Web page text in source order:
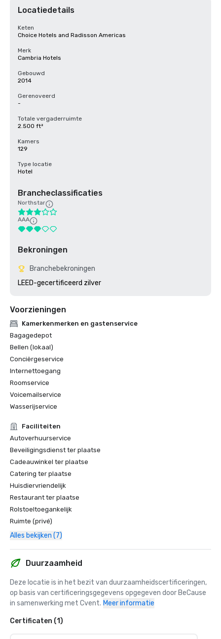
Locatiedetails
Keten
Choice Hotels and Radisson Americas
Merk
Cambria Hotels
Gebouwd
2014
Gerenoveerd
-
Totale vergaderruimte
2.500 ft²
Kamers
129
Type locatie
Hotel
Brancheclassificaties
Northstar
AAA
Bekroningen
Branchebekroningen
LEED-gecertificeerd zilver
Voorzieningen
Kamerkenmerken en gastenservice
Bagagedepot
Bellen (lokaal)
Conciërgeservice
Internettoegang
Roomservice
Voicemailservice
Wasserijservice
Faciliteiten
Autoverhuurservice
Beveiligingsdienst ter plaatse
Cadeauwinkel ter plaatse
Catering ter plaatse
Huisdiervriendelijk
Restaurant ter plaatse
Rolstoeltoegankelijk
Ruimte (privé)
Alles bekijken (7)
Duurzaamheid
Deze locatie is in het bezit van duurzaamheidscertificeringen,
op basis van certificeringsgegevens opgegeven door BeCause
in samenwerking met Cvent. Meer informatie
Certificaten (1)